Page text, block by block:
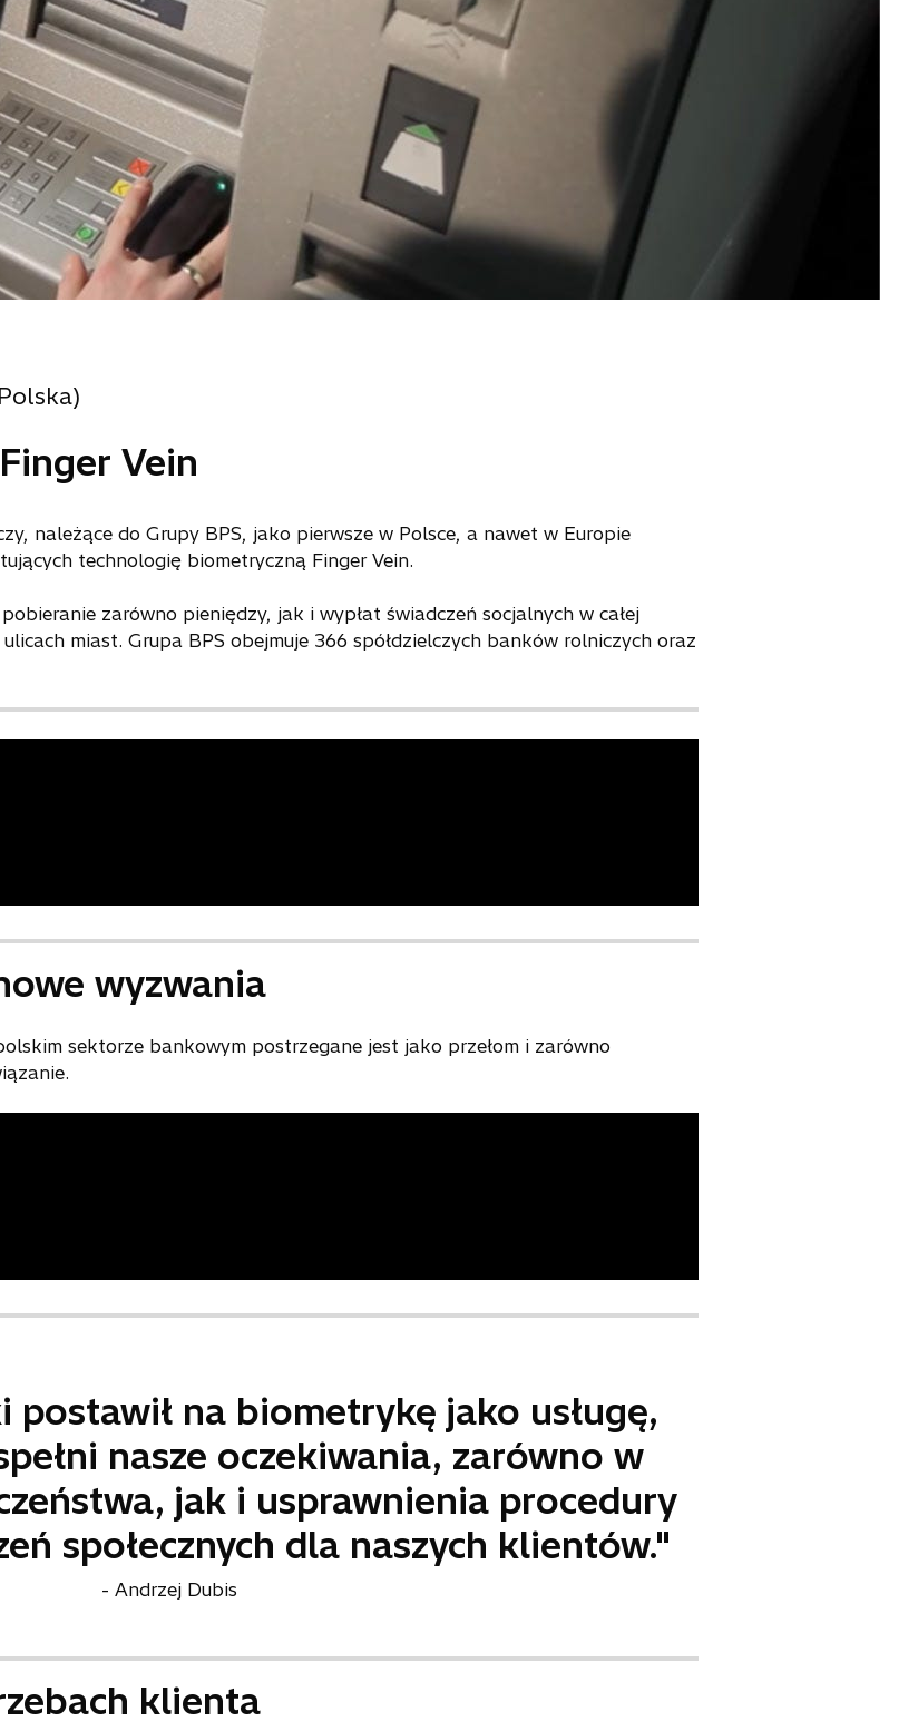
Vein
należące do Grupy BPS, jako pierwsze w Polsce, a nawet w Europie
technologię biometryczną Finger Vein.
zarówno pieniędzy, jak i wypłat świadczeń socjalnych w całej
miast. Grupa BPS obejmuje 366 spółdzielczych banków rolniczych oraz
wyzwania
sektorze bankowym postrzegane jest jako przełom i zarówno
postawił na biometrykę jako usługę,
nasze oczekiwania, zarówno w
jak i usprawnienia procedury
społecznych dla naszych klientów."
- Andrzej Dubis
klienta